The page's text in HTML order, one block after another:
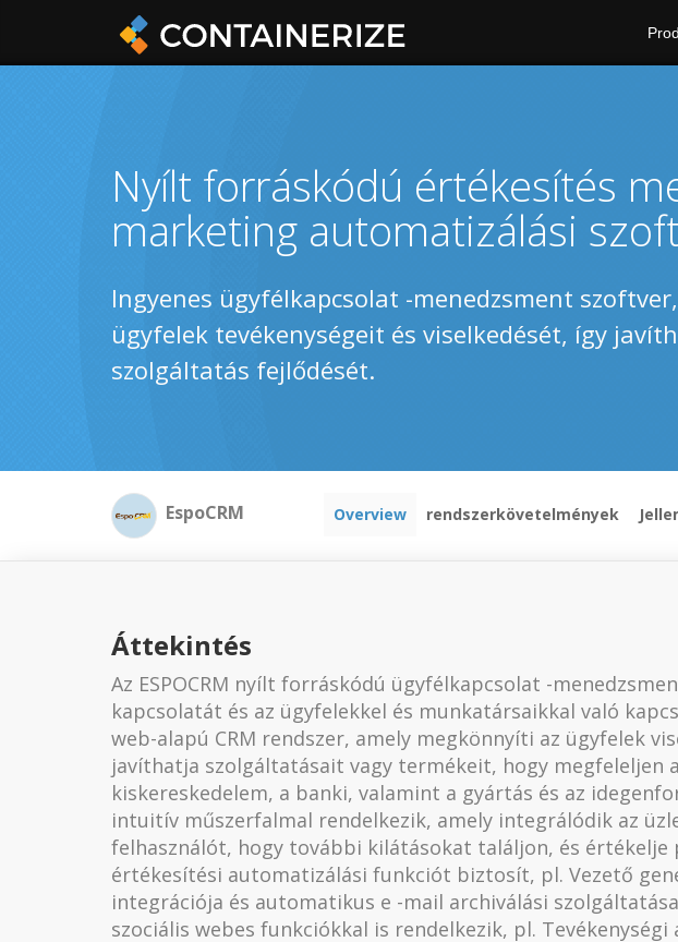
Nyílt forráskódú értékesítés
marketing automatizálási
Ingyenes ügyfélkapcsolat -menedzsment
ügyfelek tevékenységeit és viselkedését, így
szolgáltatás fejlődését.
EspoCRM Overview rendszerkövetelmények
Áttekintés
Az ESPOCRM nyílt forráskódú ügyfélkapcsolat -
kapcsolatát és az ügyfelekkel és munkatársaikkal való
web-alapú CRM rendszer, amely megkönnyíti az ügyfelek
javíthatja szolgáltatásait vagy termékeit, hogy megfeleljen
kiskereskedelem, a banki, valamint a gyártás és az
intuitív műszerfalmal rendelkezik, amely integrálódik az
felhasználót, hogy további kilátásokat találjon, és értékelje
értékesítési automatizálási funkciót biztosít, pl. Vezető
integrációja és automatikus e -mail archiválási
szociális webes funkciókkal is rendelkezik, pl.